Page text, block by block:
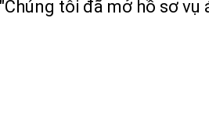
tôi đã mở hồ sơ vụ